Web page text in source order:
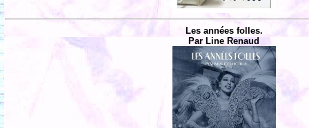
Les années folles.
Par Line Renaud